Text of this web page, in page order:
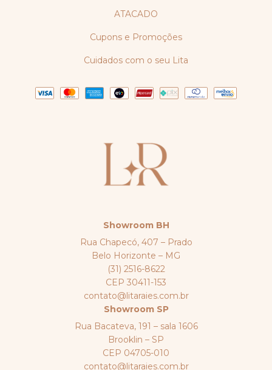
ATACADO
Cupons e Promoções
Cuidados com o seu Lita
Showroom BH
Rua Chapecó, 407 – Prado
Belo Horizonte – MG
(31) 2516-8622
CEP 30411-153
contato@litaraies.com.br
Showroom SP
Rua Bacateva, 191 – sala 1606
Brooklin – SP
CEP 04705-010
contato@litaraies.com.br